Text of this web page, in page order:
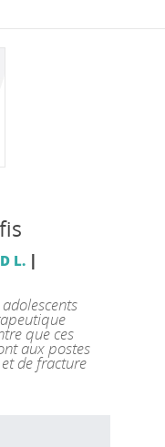
L. |
que ces
aux postes
de fracture